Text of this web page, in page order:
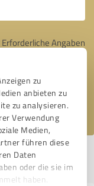
zu
anbieten zu
zu analysieren.
Verwendung
Medien,
führen diese
Daten
oder die sie im
haben.
Erforderliche Angaben
zu.
01.09.2019